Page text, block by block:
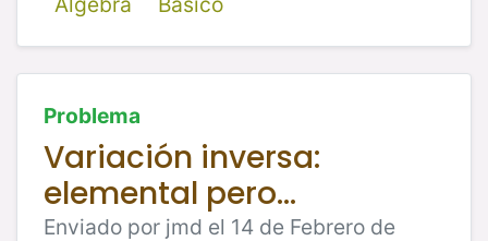
Problema
Variación inversa:
elemental pero...
Enviado por jmd el 14 de Febrero de